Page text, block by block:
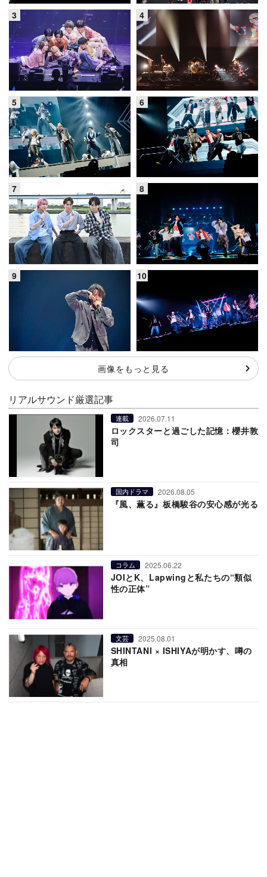
画像をもっと見る
リアルサウンド厳選記事
連載 2026.07.11
ロックスターと過ごした記憶：櫻井敦
司
国内ドラマ 2026.08.05
『風、薫る』板橋駿谷の安心感が光る
コラム 2025.06.22
JOIとK、Lapwingと私たちの“類似
性の正体”
文芸 2025.08.01
SHINTANI × ISHIYAが明かす、噂の
真相